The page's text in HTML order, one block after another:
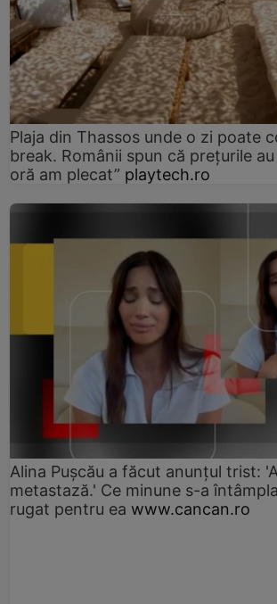
Plaja din Thassos unde o zi poate
break. Românii spun că prețurile
oră am plecat” playtech.ro
Alina Pușcău a făcut anunțul trist:
metastază.' Ce minune s-a
rugat pentru ea www.cancan.ro